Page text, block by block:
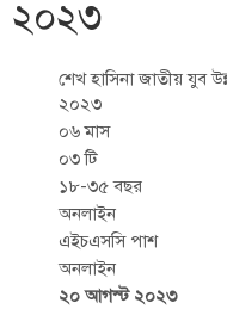
২০২৩
শেখ হাসিনা জাতীয় যুব
২০২৩
০৬ মাস
০৩ টি
১৮-৩৫ বছর
অনলাইন
এইচএসসি পাশ
অনলাইন
২০ আগস্ট ২০২৩